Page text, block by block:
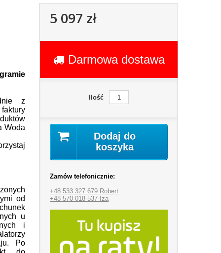
z
Woda
od
u
i
Po
5 097 zł
Darmowa dostawa
Ilość
Dodaj do
koszyka
Zamów telefonicznie:
+48 533 327 679 Robert
+48 570 018 537 Iza